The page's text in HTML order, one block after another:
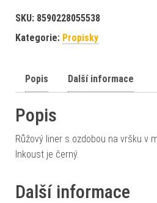
SKU: 8590228055538
Kategorie: Propisky
Popis Další informace
Popis
Růžový liner s ozdobou na vršku v
Inkoust je černý.
Další informace